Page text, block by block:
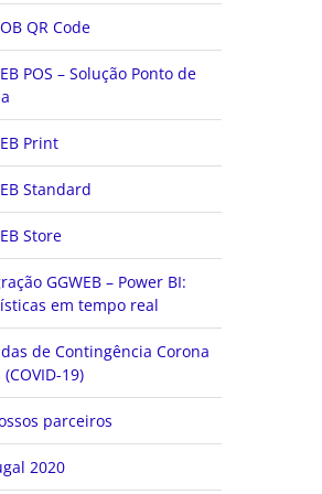
QR Code
POS – Solução Ponto de
Print
Standard
Store
GGWEB – Power BI:
em tempo real
de Contingência Corona
19)
parceiros
2020